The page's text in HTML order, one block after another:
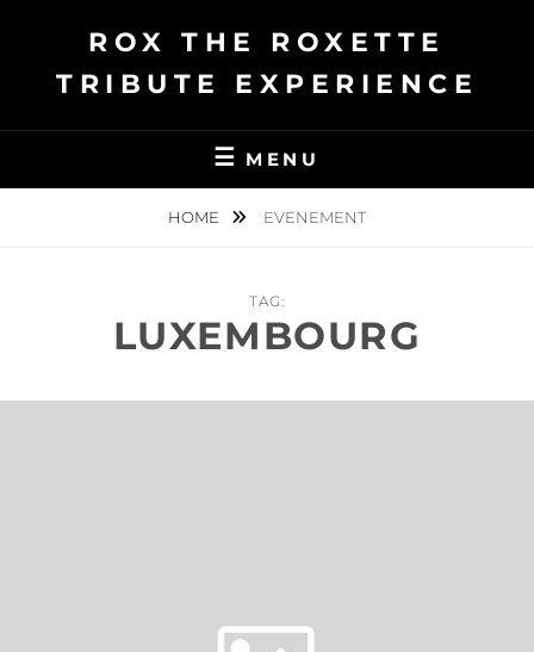
ROX THE ROXETTE
TRIBUTE EXPERIENCE
MENU
HOME EVENEMENT
TAG:
LUXEMBOURG